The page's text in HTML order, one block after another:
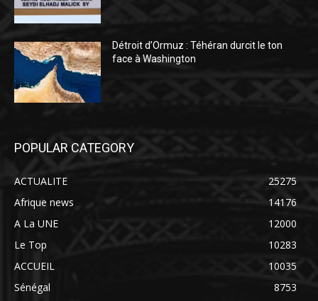
Détroit d’Ormuz : Téhéran durcit le ton
face à Washington
POPULAR CATEGORY
ACTUALITE
25275
Afrique news
14176
A La UNE
12000
Le Top
10283
ACCUEIL
10035
Sénégal
8753